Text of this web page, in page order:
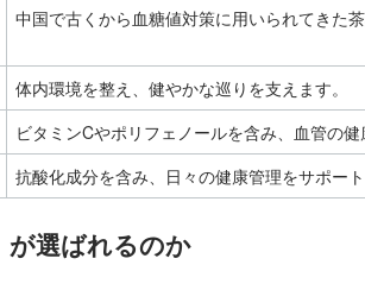
中国で古くから血糖値対策に用いられてきた茶
体内環境を整え、健やかな巡りを支えます。
ビタミンCやポリフェノールを含み、血管の健
抗酸化成分を含み、日々の健康管理をサポート
が選ばれるのか